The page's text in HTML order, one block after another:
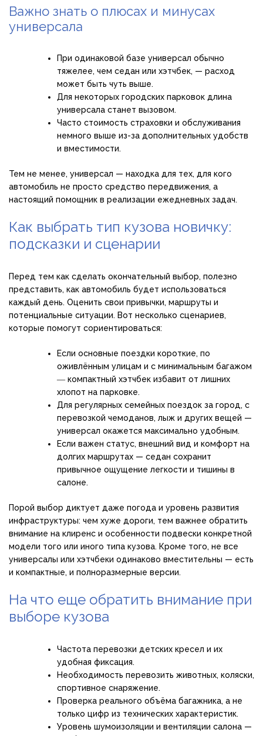
Важно знать о плюсах и минусах
универсала
При одинаковой базе универсал обычно
тяжелее, чем седан или хэтчбек, — расход
может быть чуть выше.
Для некоторых городских парковок длина
универсала станет вызовом.
Часто стоимость страховки и обслуживания
немного выше из-за дополнительных удобств
и вместимости.
Тем не менее, универсал — находка для тех, для кого
автомобиль не просто средство передвижения, а
настоящий помощник в реализации ежедневных задач.
Как выбрать тип кузова новичку:
подсказки и сценарии
Перед тем как сделать окончательный выбор, полезно
представить, как автомобиль будет использоваться
каждый день. Оценить свои привычки, маршруты и
потенциальные ситуации. Вот несколько сценариев,
которые помогут сориентироваться:
Если основные поездки короткие, по
оживлённым улицам и с минимальным багажом
― компактный хэтчбек избавит от лишних
хлопот на парковке.
Для регулярных семейных поездок за город, с
перевозкой чемоданов, лыж и других вещей —
универсал окажется максимально удобным.
Если важен статус, внешний вид и комфорт на
долгих маршрутах — седан сохранит
привычное ощущение легкости и тишины в
салоне.
Порой выбор диктует даже погода и уровень развития
инфраструктуры: чем хуже дороги, тем важнее обратить
внимание на клиренс и особенности подвески конкретной
модели того или иного типа кузова. Кроме того, не все
универсалы или хэтчбеки одинаково вместительны — есть
и компактные, и полноразмерные версии.
На что еще обратить внимание при
выборе кузова
Частота перевозки детских кресел и их
удобная фиксация.
Необходимость перевозить животных, коляски,
спортивное снаряжение.
Проверка реального объёма багажника, а не
только цифр из технических характеристик.
Уровень шумоизоляции и вентиляции салона —